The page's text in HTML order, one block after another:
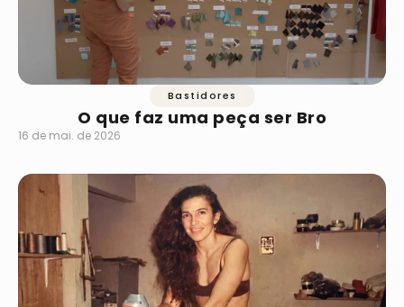
Bastidores
O que faz uma peça ser Bro
16 de mai. de 2026